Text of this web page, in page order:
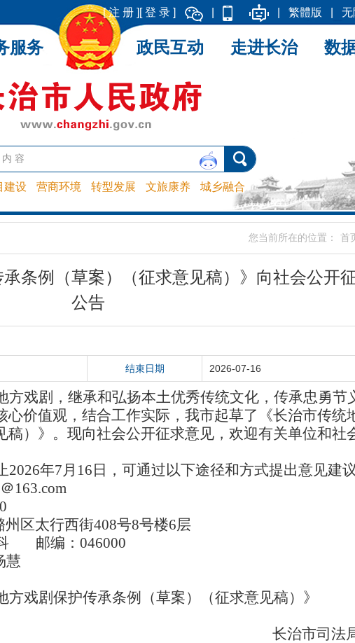
[ 登 录 ]
[ 注 册 ] 繁體版 无
建设 营商环境 转型发展 文旅康养 城乡融合
服务 政民互动 走进长治 数
您当前所在的位置： 首
条例（草案）（征求意见稿）》向社会公开
公告
结束日期 2026-07-16
方戏剧，继承和弘扬本土优秀传统文化，传承忠勇节
心价值观，结合工作实际，我市起草了《长治市传统
稿）》。现向社会公开征求意见，欢迎有关单位和社
2026年7月16日，可通过以下途径和方式提出意见建议
163.com
区太行西街408号8号楼6层
邮编：046000
杨慧
方戏剧保护传承条例（草案）（征求意见稿）》
长治市司法